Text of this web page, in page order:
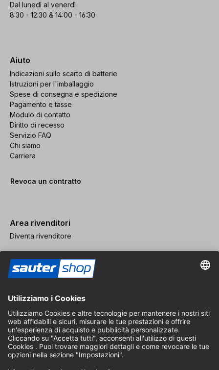
Dal lunedì al venerdì
8:30 - 12:30 & 14:00 - 16:30
Aiuto
Indicazioni sullo scarto di batterie
Istruzioni per l'imballaggio
Spese di consegna e spedizione
Pagamento e tasse
Modulo di contatto
Diritto di recesso
Servizio FAQ
Chi siamo
Carriera
Revoca un contratto
Area rivenditori
Diventa rivenditore
CGV
Protezione dei Dati
Impostazioni dei Cookie